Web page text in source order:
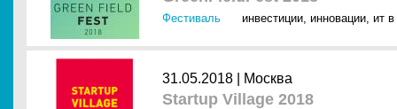
Фестиваль инвестиции, инновации, ит в
31.05.2018 | Москва
Startup Village 2018